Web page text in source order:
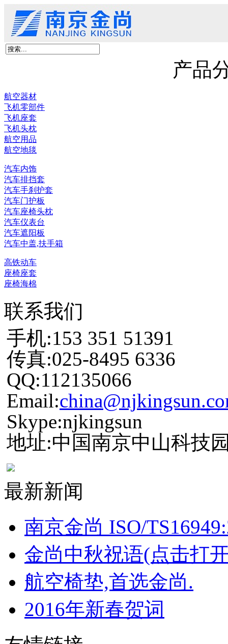
产品
航空器材
飞机零部件
飞机座套
飞机头枕
航空用品
航空地毯
汽车内饰
汽车排挡套
汽车手刹护套
汽车门护板
汽车座椅头枕
汽车仪表台
汽车遮阳板
汽车中盖,扶手箱
高铁动车
座椅座套
座椅海棉
联系我们
手机:153 351 51391
传真:025-8495 6336
QQ:112135066
Email:
Skype:njkingsun
地址:中国南京中山科技
最新新闻
南京金尚 ISO/
金尚中秋祝语(点击打
航空椅垫,首选金尚.
2016年新春贺词